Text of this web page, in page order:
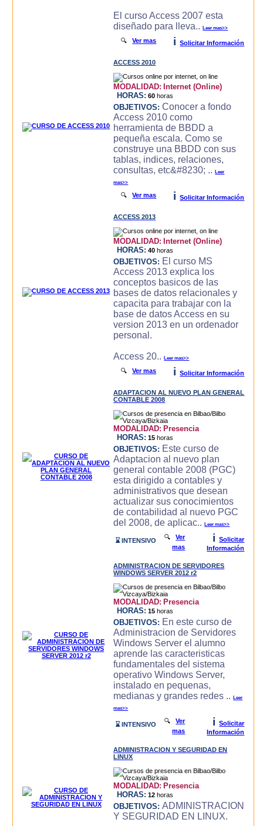
El curso Access 2007 esta
diseñado para lleva..Leer mas>>
🔍Ver mas i Solicitar Información
ACCESS 2010
MODALIDAD: Internet (Online)
HORAS: 60 horas
OBJETIVOS: Conocer a fondo
Access 2010 como
herramienta de BBDD a
pequeña escala. Como se
construye una BBDD con sus
tablas, indices, relaciones,
consultas, etc&#8230; ..Leer
mas>>
🔍Ver mas i Solicitar Información
ACCESS 2013
MODALIDAD: Internet (Online)
HORAS: 40 horas
OBJETIVOS: El curso MS
Access 2013 explica los
conceptos basicos de las
bases de datos relacionales y
capacita para trabajar con la
base de datos Access en su
version 2013 en un ordenador
personal.
Access 20..Leer mas>>
🔍Ver mas i Solicitar Información
ADAPTACION AL NUEVO PLAN GENERAL
CONTABLE 2008
MODALIDAD: Presencia
HORAS: 15 horas
OBJETIVOS: Este curso de
Adaptacion al nuevo plan
general contable 2008 (PGC)
esta dirigido a contables y
administrativos que desean
actualizar sus conocimientos
de contabilidad al nuevo PGC
del 2008, de aplicac..Leer mas>>
⌛ INTENSIVO 🔍Ver
mas
i
Solicitar
Información
ADMINISTRACION DE SERVIDORES
WINDOWS SERVER 2012 r2
MODALIDAD: Presencia
HORAS: 15 horas
OBJETIVOS: En este curso de
Administracion de Servidores
Windows Server el alumno
aprende las caracteri­sticas
fundamentales del sistema
operativo Windows Server,
instalado en pequenas,
medianas y grandes redes ..Leer
mas>>
⌛ INTENSIVO 🔍Ver
mas
i
Solicitar
Información
ADMINISTRACION Y SEGURIDAD EN
LINUX
MODALIDAD: Presencia
HORAS: 12 horas
OBJETIVOS: ADMINISTRACION
Y SEGURIDAD EN LINUX.